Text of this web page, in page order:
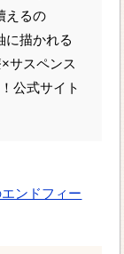
えるの
描かれる
サスペンス
公式サイト
ンドフィー